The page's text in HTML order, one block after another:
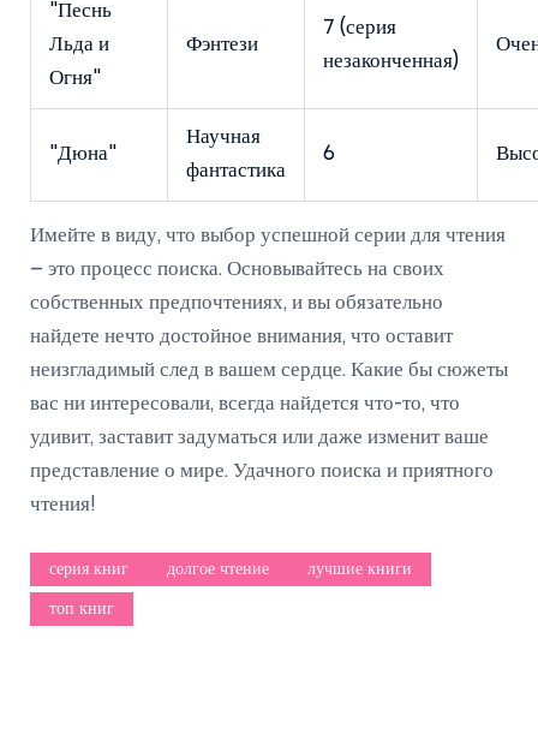
"Песнь
Льда и
Огня"
Фэнтези
7 (серия
незаконченная)
"Дюна"
Научная
фантастика
6
Имейте в виду, что выбор успешной серии для чтения
– это процесс поиска. Основывайтесь на своих
собственных предпочтениях, и вы обязательно
найдете нечто достойное внимания, что оставит
неизгладимый след в вашем сердце. Какие бы сюжеты
вас ни интересовали, всегда найдется что-то, что
удивит, заставит задуматься или даже изменит ваше
представление о мире. Удачного поиска и приятного
чтения!
серия книг долгое чтение лучшие книги
топ книг